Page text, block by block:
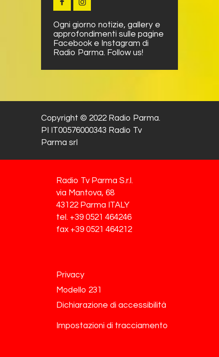
Ogni giorno notizie, gallery e
approfondimenti sulle pagine
Facebook e Instagram di
Radio Parma. Follow us!
Copyright © 2022 Radio Parma.
PI IT00576000343 Radio Tv
Parma srl
Radio Tv Parma S.r.l.
via Mantova, 68
43122 Parma ITALY
tel. +39 0521 464246
fax +39 0521 464212
Privacy
Modello 231
Dichiarazione di accessibilità
Impostazioni di tracciamento